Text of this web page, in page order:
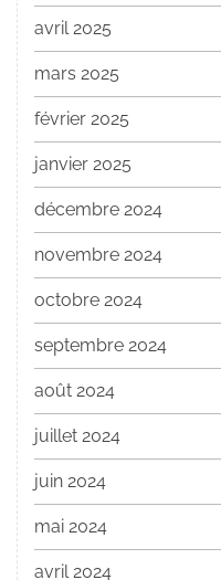
avril 2025
mars 2025
février 2025
janvier 2025
décembre 2024
novembre 2024
octobre 2024
septembre 2024
août 2024
juillet 2024
juin 2024
mai 2024
avril 2024